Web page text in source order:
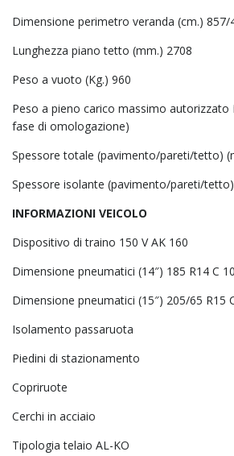
Dimensione perimetro veranda (cm.) 857/
Lunghezza piano tetto (mm.) 2708
Peso a vuoto (Kg.) 960
Peso a pieno carico massimo autorizzato
fase di omologazione)
Spessore totale (pavimento/pareti/tetto)
Spessore isolante (pavimento/pareti/
INFORMAZIONI VEICOLO
Dispositivo di traino 150 V AK 160
Dimensione pneumatici (14″) 185 R14 C
Dimensione pneumatici (15″) 205/65 R15
Isolamento passaruota
Piedini di stazionamento
Copriruote
Cerchi in acciaio
Tipologia telaio AL-KO